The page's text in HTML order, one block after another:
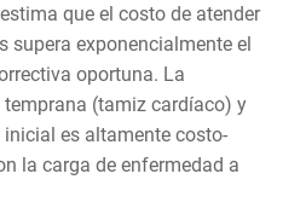
que el costo de atender
supera exponencialmente el
oportuna. La
(tamiz cardíaco) y
es altamente costo-
la carga de enfermedad a